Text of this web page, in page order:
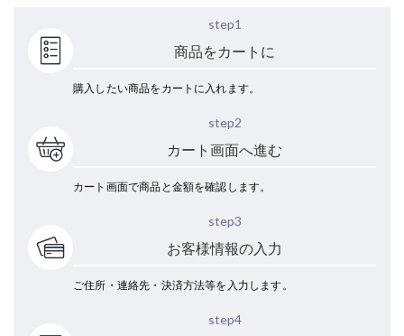
step1
商品をカートに
購入したい商品をカートに入れます。
step2
カート画面へ進む
カート画面で商品と金額を確認します。
step3
お客様情報の入力
ご住所・連絡先・決済方法等を入力します。
step4